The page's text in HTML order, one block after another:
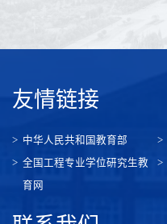
友情链接
中华人民共和国教育部
全国工程专业学位研究生教
育网